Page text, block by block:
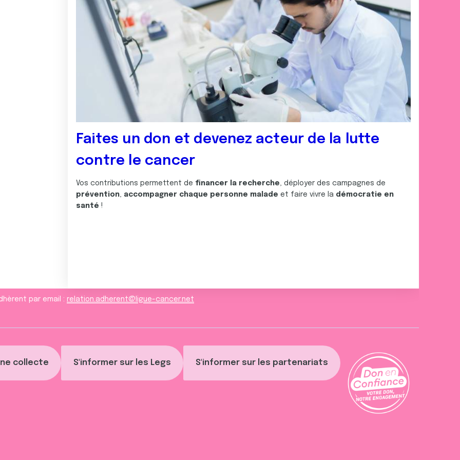
collecte S'informer sur les Legs S'informer sur les partenariats
Faites un don et devenez acteur de la lutte
contre le cancer
Vos contributions permettent de financer la recherche, déployer des campagnes de
prévention, accompagner chaque personne malade et faire vivre la démocratie en
santé !
par email : relation.adherent@ligue-cancer.net